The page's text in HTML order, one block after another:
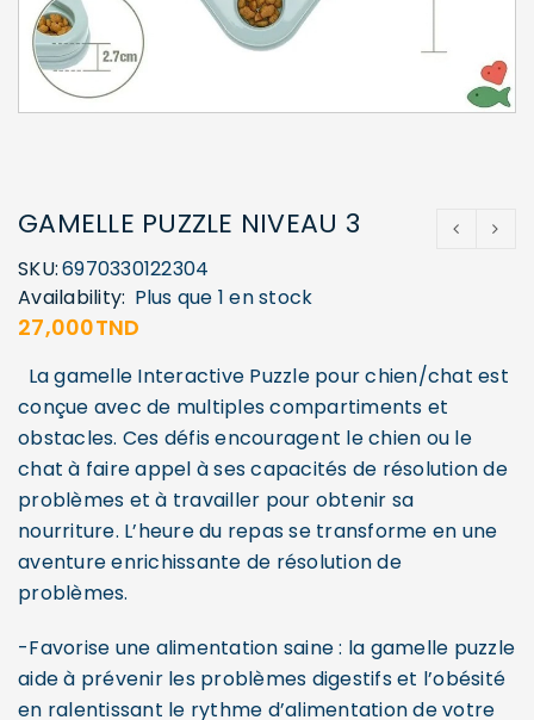
GAMELLE PUZZLE NIVEAU 3
SKU:6970330122304
Availability: Plus que 1 en stock
27,000TND
La gamelle Interactive Puzzle pour chien/chat est
conçue avec de multiples compartiments et
obstacles. Ces défis encouragent le chien ou le
chat à faire appel à ses capacités de résolution de
problèmes et à travailler pour obtenir sa
nourriture. L’heure du repas se transforme en une
aventure enrichissante de résolution de
problèmes.
-Favorise une alimentation saine : la gamelle puzzle
aide à prévenir les problèmes digestifs et l’obésité
en ralentissant le rythme d’alimentation de votre